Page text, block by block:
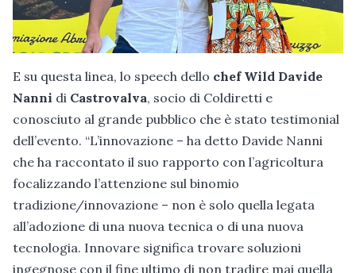
E su questa linea, lo speech dello chef Wild Davide
Nanni di Castrovalva, socio di Coldiretti e
conosciuto al grande pubblico che è stato testimonial
dell’evento. “L’innovazione – ha detto Davide Nanni
che ha raccontato il suo rapporto con l’agricoltura
focalizzando l’attenzione sul binomio
tradizione/innovazione – non è solo quella legata
all’adozione di una nuova tecnica o di una nuova
tecnologia. Innovare significa trovare soluzioni
ingegnose con il fine ultimo di non tradire mai quella